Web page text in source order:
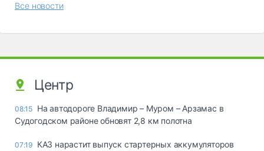
Все новости
Центр
08:15 На автодороге Владимир – Муром – Арзамас в
Судогодском районе обновят 2,8 км полотна
07:19 КАЗ нарастит выпуск стартерных аккумуляторов